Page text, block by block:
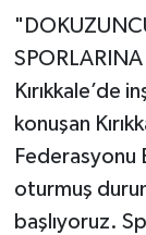
Kırıkkale’de
konuşan
Federasyonu
oturmuş
başlıyoruz.